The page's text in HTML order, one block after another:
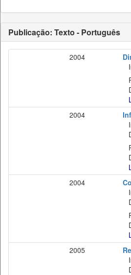
Publicação: Texto - Português
2004
2004
2004
2005